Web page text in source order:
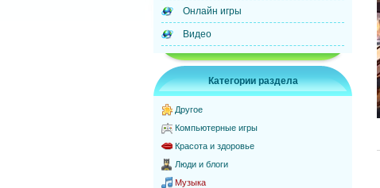
Онлайн игры
Видео
Категории раздела
Другое
Компьютерные игры
Красота и здоровье
Люди и блоги
Музыка